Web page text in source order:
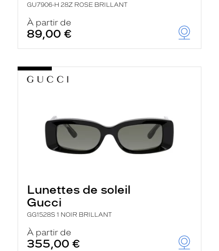
GU7906-H 28Z ROSE BRILLANT
À partir de
89,00 €
Lunettes de soleil
Gucci
GG1528S 1 NOIR BRILLANT
À partir de
355,00 €